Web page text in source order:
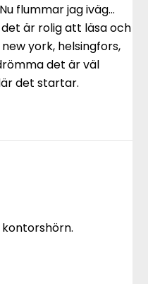
flummar jag iväg…
är rolig att läsa och
york, helsingfors,
det är väl
det startar.